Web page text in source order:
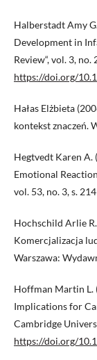
Halberstadt Amy
Development in
Review“, vol. 3,
https://doi.org/
Hałas Elżbieta
kontekst znaczeń.
Hegtvedt Karen A.
Emotional
vol. 53, no. 3, s.
Hochschild Arlie
Komercjalizacja
Warszawa:
Hoffman Martin L.
Implications for
Cambridge
https://doi.org/